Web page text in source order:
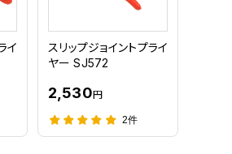
イ
スリップジョイントプライ
ヤー SJ572
2,530円
2件